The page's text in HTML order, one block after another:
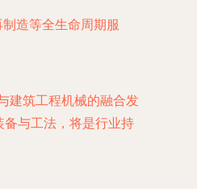
造等全生命周期服
建筑工程机械的融合发
备与工法，将是行业持